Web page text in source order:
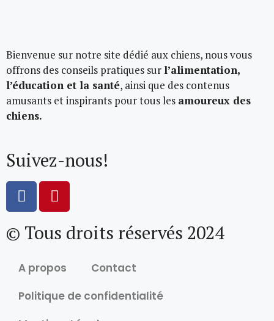
Bienvenue sur notre site dédié aux chiens, nous vous
offrons des conseils pratiques surl’alimentation,
l’éducation et la santé, ainsi que des contenus
amusants et inspirants pour tous les amoureux des
chiens.
Suivez-nous!
© Tous droits réservés 2024
A propos
Contact
Politique de confidentialité